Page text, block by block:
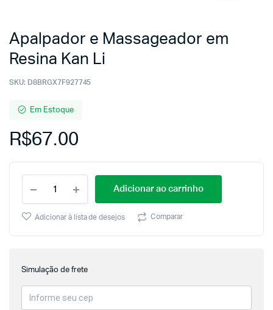
Apalpador e Massageador em
Resina Kan Li
SKU: D8BRGX7F927745
Em Estoque
R$67.00
Adicionar ao carrinho
Adicionar à lista de desejos Comparar
Simulação de frete